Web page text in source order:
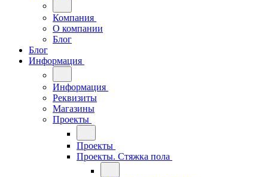
Компания
О компании
Блог
Блог
Информация
Информация
Реквизиты
Магазины
Проекты
Проекты
Проекты. Стяжка пола